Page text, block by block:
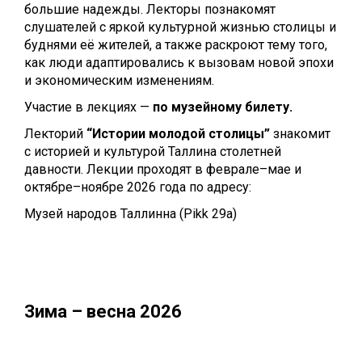
большие надежды. Лекторы познакомят
слушателей с яркой культурной жизнью столицы и
буднями её жителей, а также раскроют тему того,
как люди адаптировались к вызовам новой эпохи
и экономическим изменениям.
Участие в лекциях — по музейному билету.
Лекторий “Истории молодой столицы” знакомит
с историей и культурой Таллина столетней
давности. Лекции проходят в феврале–мае и
октябре–ноябре 2026 года по адресу:
Музей народов Таллинна (Pikk 29a)
Зима – весна 2026